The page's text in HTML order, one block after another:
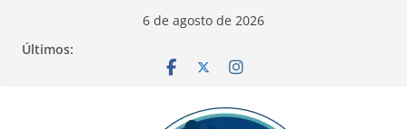
6 de agosto de 2026
Últimos: